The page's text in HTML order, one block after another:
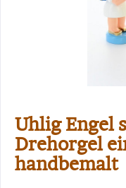
Uhlig Engel
Drehorgel
handbemalt